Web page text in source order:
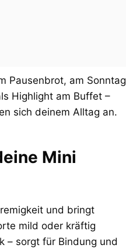
Pausenbrot, am Sonntag
Highlight am Buffet –
sich deinem Alltag an.
Mini
und bringt
mild oder kräftig
– sorgt für Bindung und